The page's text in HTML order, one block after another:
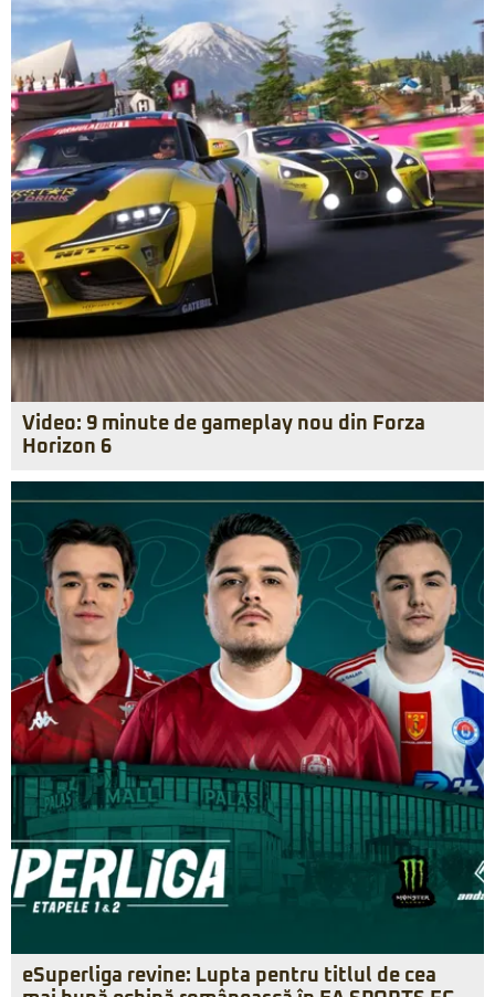
Video: 9 minute de gameplay nou din Forza
Horizon 6
eSuperliga revine: Lupta pentru titlul de cea